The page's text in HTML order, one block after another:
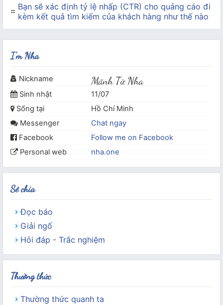
Bạn sẽ xác định tỷ lệ nhấp (CTR) cho quảng cáo đi
kèm kết quả tìm kiếm của khách hàng như thế nào
I'm Nha
Nickname Mãnh Tử Nha
Sinh nhật
11/07
Sống tại
Hồ Chí Minh
Messenger
Chat ngay
Facebook
Follow me on Facebook
Personal web
nha.one
Sẻ chia
Đọc báo
Giải ngố
Hỏi đáp - Trắc nghiệm
Thường thức
Thường thức quanh ta